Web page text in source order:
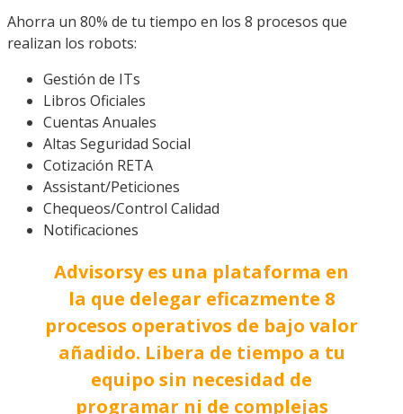
Ahorra un 80% de tu tiempo en los 8 procesos que
realizan los robots:
Gestión de ITs
Libros Oficiales
Cuentas Anuales
Altas Seguridad Social
Cotización RETA
Assistant/Peticiones
Chequeos/Control Calidad
Notificaciones
Advisorsy es una plataforma en
la que delegar eficazmente 8
procesos operativos de bajo valor
añadido. Libera de tiempo a tu
equipo sin necesidad de
programar ni de complejas